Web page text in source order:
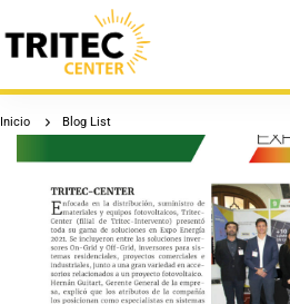
Inicio Blog List